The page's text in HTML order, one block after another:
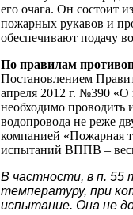
его очага. Он состоит
пожарных рукавов и
обеспечивают подачу
По правилам
Постановлением
апреля 2012 г. №390
необходимо проводить
водопровода не реже
компанией «Пожарная
испытаний ВППВ –
В частности, в п. 55
температуру, при
испытание. Она не